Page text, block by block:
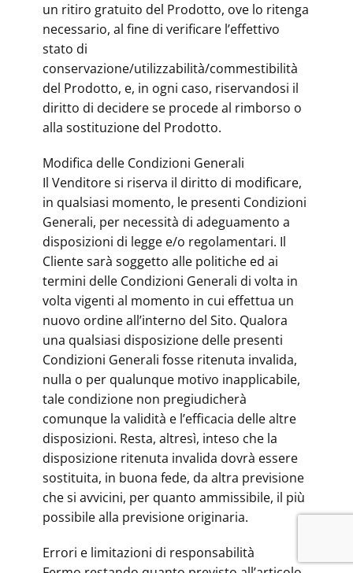
un ritiro gratuito del Prodotto, ove lo ritenga
necessario, al fine di verificare l’effettivo
stato di
conservazione/utilizzabilità/commestibilità
del Prodotto, e, in ogni caso, riservandosi il
diritto di decidere se procede al rimborso o
alla sostituzione del Prodotto.
Modifica delle Condizioni Generali
Il Venditore si riserva il diritto di modificare,
in qualsiasi momento, le presenti Condizioni
Generali, per necessità di adeguamento a
disposizioni di legge e/o regolamentari. Il
Cliente sarà soggetto alle politiche ed ai
termini delle Condizioni Generali di volta in
volta vigenti al momento in cui effettua un
nuovo ordine all’interno del Sito. Qualora
una qualsiasi disposizione delle presenti
Condizioni Generali fosse ritenuta invalida,
nulla o per qualunque motivo inapplicabile,
tale condizione non pregiudicherà
comunque la validità e l’efficacia delle altre
disposizioni. Resta, altresì, inteso che la
disposizione ritenuta invalida dovrà essere
sostituita, in buona fede, da altra previsione
che si avvicini, per quanto ammissibile, il più
possibile alla previsione originaria.
Errori e limitazioni di responsabilità